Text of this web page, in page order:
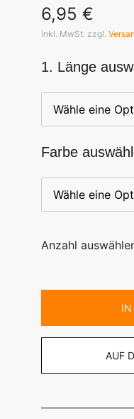
6,95 €
inkl. MwSt. zzgl.
1. Länge
Farbe
Anzahl
IN
AUF